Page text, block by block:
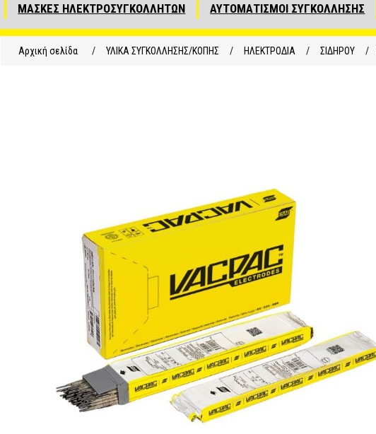
ΜΑΣΚΕΣ ΗΛΕΚΤΡΟΣΥΓΚΟΛΛΗΤΩΝ
ΑΥΤΟΜΑΤΙΣΜΟΙ ΣΥΓΚΟΛΛΗΣΗΣ
Αρχική σελίδα / ΥΛΙΚΑ ΣΥΓΚΟΛΛΗΣΗΣ/ΚΟΠΗΣ / ΗΛΕΚΤΡΟΔΙΑ / ΣΙΔΗΡΟΥ /